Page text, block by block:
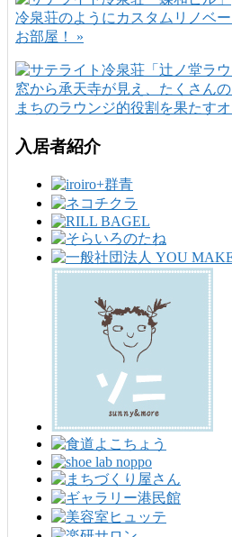
冷泉荘のようにカスタムリノベ
お部屋！ »
窓から承天寺が見え、たくさん
まちのラウンジ的役割を果たす
入居者紹介